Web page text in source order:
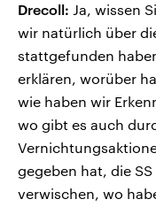
Drecoll: Ja, wissen
wir natürlich über
stattgefunden
erklären, worüber
wie haben wir
wo gibt es auch
gegeben hat, die
verwischen, wo